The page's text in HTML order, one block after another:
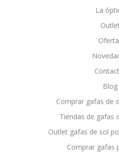
La
Blog
Comprar gafas de
Tiendas de gafas
Outlet gafas de sol
Comprar gafas